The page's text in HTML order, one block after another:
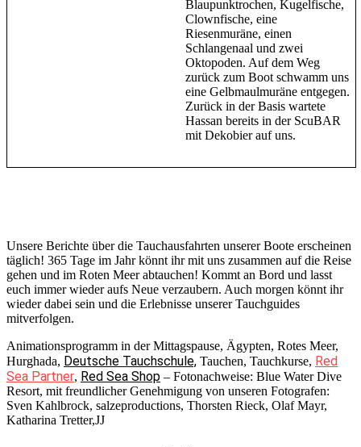
Blaupunktrochen, Kugelfische,
Clownfische, eine
Riesenmuräne, einen
Schlangenaal und zwei
Oktopoden. Auf dem Weg
zurück zum Boot schwamm uns
eine Gelbmaulmuräne entgegen.
Zurück in der Basis wartete
Hassan bereits in der ScuBAR
mit Dekobier auf uns.
Unsere Berichte über die Tauchausfahrten unserer Boote erscheinen
täglich! 365 Tage im Jahr könnt ihr mit uns zusammen auf die Reise
gehen und im Roten Meer abtauchen! Kommt an Bord und lasst
euch immer wieder aufs Neue verzaubern. Auch morgen könnt ihr
wieder dabei sein und die Erlebnisse unserer Tauchguides
mitverfolgen.
Animationsprogramm in der Mittagspause, Ägypten, Rotes Meer,
Hurghada, Deutsche Tauchschule, Tauchen, Tauchkurse, Red
Sea Partner, Red Sea Shop – Fotonachweise: Blue Water Dive
Resort, mit freundlicher Genehmigung von unseren Fotografen:
Sven Kahlbrock, salzeproductions, Thorsten Rieck, Olaf Mayr,
Katharina Tretter,JJ